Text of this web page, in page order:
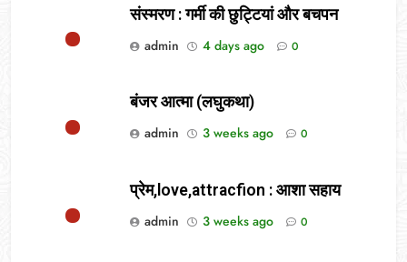
संस्मरण : गर्मी की छुट्टियां और बचपन
admin
4 days ago 0
बंजर आत्मा (लघुकथा)
admin
3 weeks ago 0
प्रेम,love,attracfion : आशा सहाय
admin
3 weeks ago 0